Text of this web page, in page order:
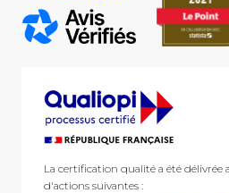
La certification qualité a été délivrée
d'actions suivantes :